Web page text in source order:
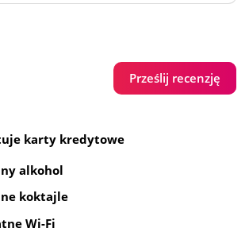
Prześlij recenzję
karty kredytowe
alkohol
koktajle
Wi-Fi